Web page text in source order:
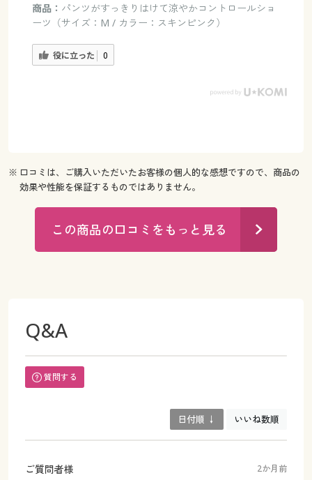
商品： パンツがすっきりはけて涼やかコントロールショ
ーツ（サイズ：M / カラー：スキンピンク）
役に立った 0
※ 口コミは、ご購入いただいたお客様の個人的な感想ですので、商品の
効果や性能を保証するものではありません。
この商品の口コミをもっと見る
Q&A
質問する
日付順 ↓ いいね数順
ご質問者様 2か月前